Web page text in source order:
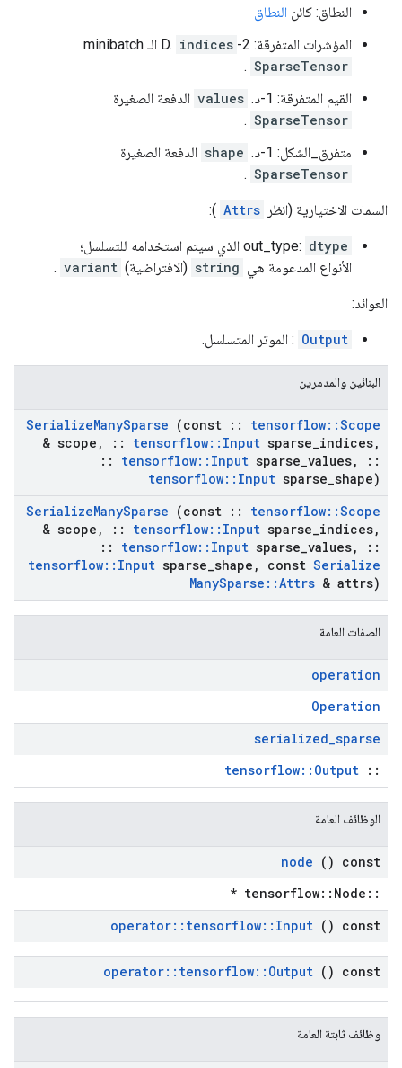
النطاق: كائن النطاق
المؤشرات المتفرقة: 2-D.
indices
الـ minibatch
SparseTensor
.
القيم المتفرقة: 1-د.
values الدفعة الصغيرة
SparseTensor
.
متفرق_الشكل: 1-د.
shape الدفعة الصغيرة
SparseTensor
.
السمات الاختيارية (انظر Attrs
):
out_type: dtype
الذي سيتم استخدامه للتسلسل؛
الأنواع المدعومة هي string (الافتراضية) variant
.
العوائد:
Output : الموتر المتسلسل.
البنائين والمدمرين
SerializeManySparse (const :: tensorflow::Scope
& scope , :: tensorflow:: Input sparse indices,
::
tensorflow:: Input sparse values,
::
tensorflow:: Input sparse shape)
SerializeManySparse (const :: tensorflow::Scope
& scope , :: tensorflow:: Input sparse indices,
::
tensorflow:: Input sparse values,
::
tensorflow:: Input sparse shape , const Serialize
ManySparse ::Attrs & attrs)
الصفات العامة
operation
Operation
serialized_sparse
::
tensorflow::Output
الوظائف العامة
node () const
::tensorflow::Node *
operator:: tensorflow:: Input () const
operator:: tensorflow:: Output () const
وظائف ثابتة العامة